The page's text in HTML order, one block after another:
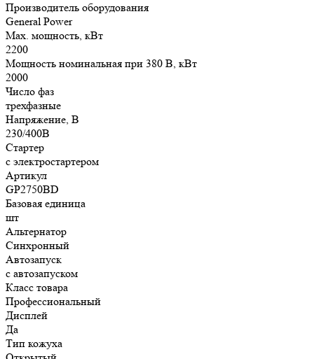
Производитель оборудования
General Power
Max. мощность, кВт
2200
Мощность номинальная при 380 В, кВт
2000
Число фаз
трехфазные
Напряжение, В
230/400В
Стартер
с электростартером
Артикул
GP2750BD
Базовая единица
шт
Альтернатор
Синхронный
Автозапуск
с автозапуском
Класс товара
Профессиональный
Дисплей
Да
Тип кожуха